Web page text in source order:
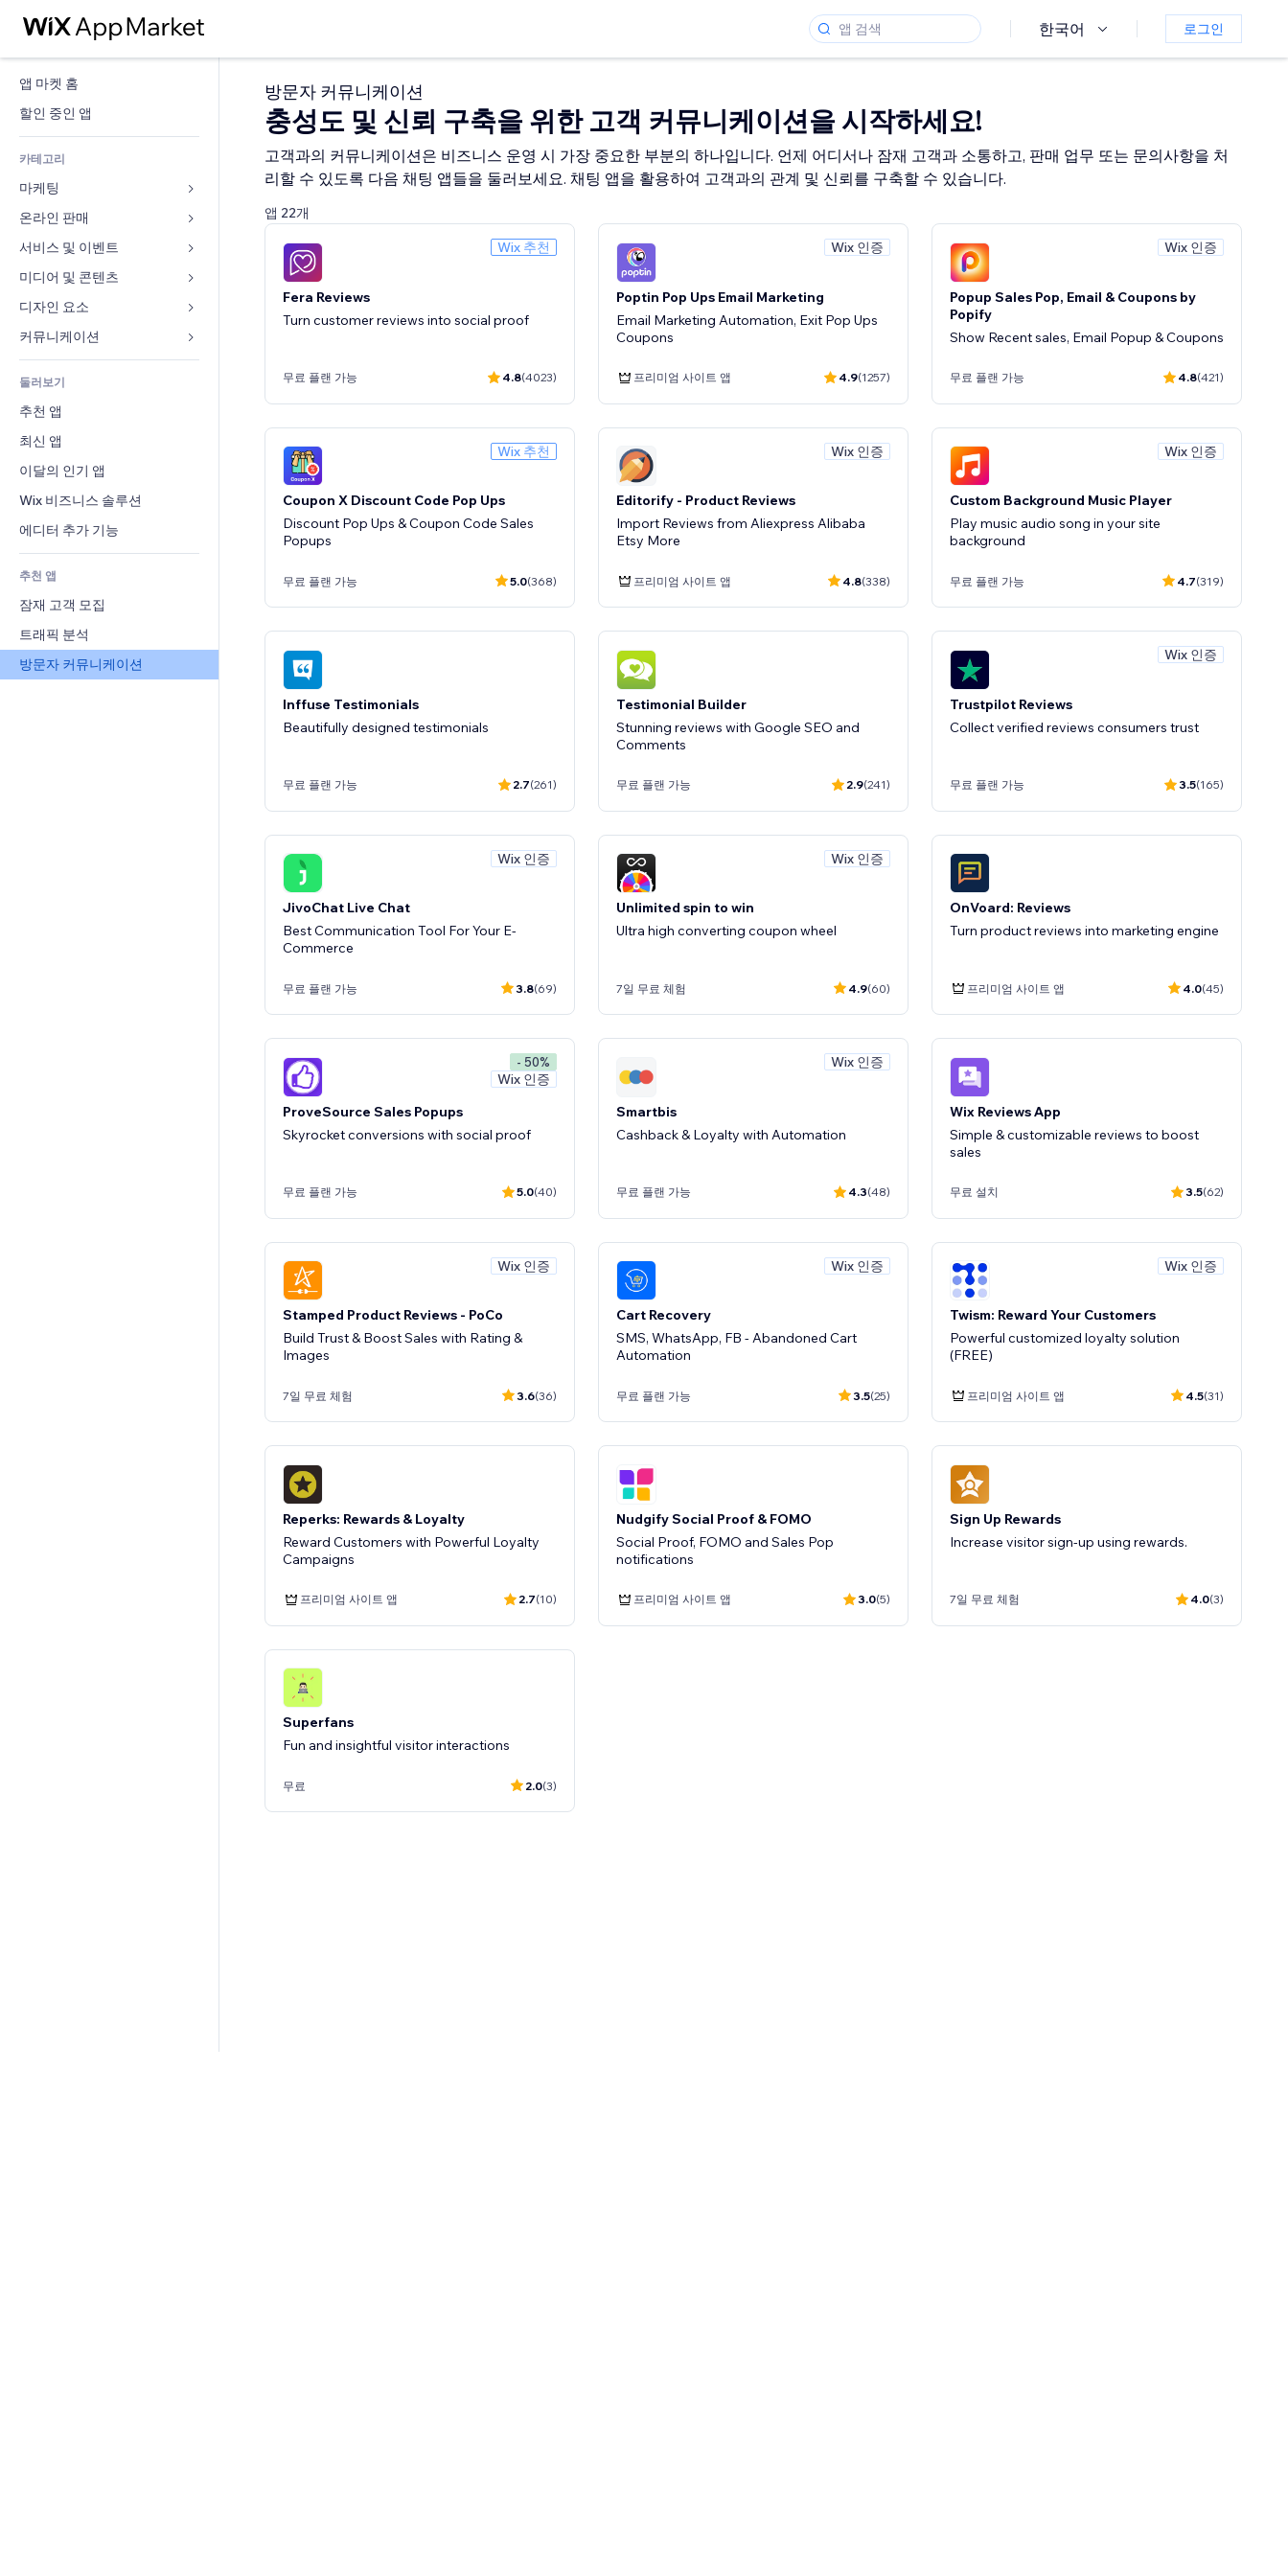
한국어 로그인
앱 마켓 홈
할인 중인 앱
카테고리
마케팅
광고
모바일
사이트 통계
사이트 목록
이메일
온라인 판매
쇼핑몰 관련 앱
배송
판매 버튼
회계
쿠폰 및 로열티
창고 서비스
식품 및 음료
서비스 및 이벤트
호텔
이벤트
음식점
부동산
예약
미디어 및 콘텐츠
갤러리
뮤직
팟캐스트
사진
동영상
PDF
파일 공유
소식
디자인 요소
지도 및 내비게이션
개인정보 및 보안
시계
페이지 템플릿
이미지 효과
버튼 & 메뉴
배너 및 배지
계산기
검색
일기예보
차트 및 표
양식
블로그
설문
채팅
메모
전화번호
커뮤니티
평가와 후기
CRM
둘러보기
추천 앱
최신 앱
이달의 인기 앱
Wix 비즈니스 솔루션
에디터 추가 기능
추천 앱
잠재 고객 모집
트래픽 분석
방문자 커뮤니케이션
방문자 커뮤니케이션
충성도 및 신뢰 구축을 위한 고객 커뮤니케이션을 시작하세요!
고객과의 커뮤니케이션은 비즈니스 운영 시 가장 중요한 부분의 하나입니다. 언제 어디서나 잠재 고객과 소통하고, 판매 업무 또는 문의사항을 처
리할 수 있도록 다음 채팅 앱들을 둘러보세요. 채팅 앱을 활용하여 고객과의 관계 및 신뢰를 구축할 수 있습니다.
앱 22개
Wix 추천
Fera Reviews
Turn customer reviews into social proof
무료 플랜 가능 4.8(4023)
Wix 인증
Poptin Pop Ups Email Marketing
Email Marketing Automation, Exit Pop Ups
Coupons
프리미엄 사이트 앱 4.9(1257)
Wix 인증
Popup Sales Pop, Email & Coupons by
Popify
Show Recent sales, Email Popup & Coupons
무료 플랜 가능 4.8(421)
Wix 추천
Coupon X Discount Code Pop Ups
Discount Pop Ups & Coupon Code Sales
Popups
무료 플랜 가능 5.0(368)
Wix 인증
Editorify ‑ Product Reviews
Import Reviews from Aliexpress Alibaba
Etsy More
프리미엄 사이트 앱 4.8(338)
Wix 인증
Custom Background Music Player
Play music audio song in your site
background
무료 플랜 가능 4.7(319)
Inffuse Testimonials
Beautifully designed testimonials
무료 플랜 가능 2.7(261)
Testimonial Builder
Stunning reviews with Google SEO and
Comments
무료 플랜 가능 2.9(241)
Wix 인증
Trustpilot Reviews
Collect verified reviews consumers trust
무료 플랜 가능 3.5(165)
Wix 인증
JivoChat Live Chat
Best Communication Tool For Your E-
Commerce
무료 플랜 가능 3.8(69)
Wix 인증
Unlimited spin to win
Ultra high converting coupon wheel
7일 무료 체험 4.9(60)
OnVoard: Reviews
Turn product reviews into marketing engine
프리미엄 사이트 앱 4.0(45)
- 50%
Wix 인증
ProveSource Sales Popups
Skyrocket conversions with social proof
무료 플랜 가능 5.0(40)
Wix 인증
Smartbis
Cashback & Loyalty with Automation
무료 플랜 가능 4.3(48)
Wix Reviews App
Simple & customizable reviews to boost
무료 설치 3.5(62)
Wix 인증
Stamped Product Reviews - PoCo
Build Trust & Boost Sales with Rating &
Images
7일 무료 체험 3.6(36)
Wix 인증
Cart Recovery
SMS, WhatsApp, FB - Abandoned Cart
Automation
무료 플랜 가능 3.5(25)
Wix 인증
Twism: Reward Your Customers
Powerful customized loyalty solution
(FREE)
프리미엄 사이트 앱 4.5(31)
Reperks: Rewards & Loyalty
Reward Customers with Powerful Loyalty
Campaigns
프리미엄 사이트 앱 2.7(10)
Nudgify Social Proof & FOMO
Social Proof, FOMO and Sales Pop
notifications
프리미엄 사이트 앱 3.0(5)
Sign Up Rewards
Increase visitor sign-up using rewards.
7일 무료 체험 4.0(3)
Superfans
Fun and insightful visitor interactions
무료 2.0(3)